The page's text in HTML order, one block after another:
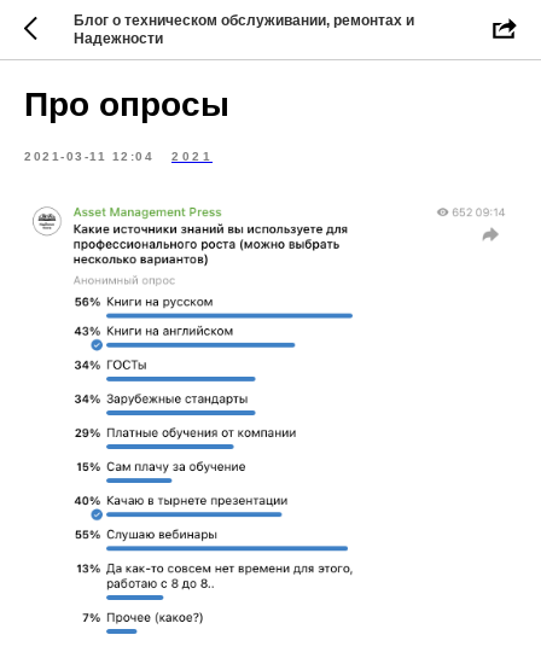
Блог о техническом обслуживании, ремонтах и
Надежности
Про опросы
2021-03-11 12:04 2021